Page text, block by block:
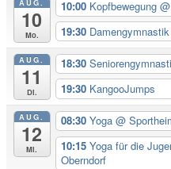
10
Mo.
10:00 Kopfbewegung
19:30
AUG.
11
Di.
18:30
19:30 KangooJumps
AUG.
12
Mi.
08:30 Yoga @
10:15 Yoga für die
Oberndorf